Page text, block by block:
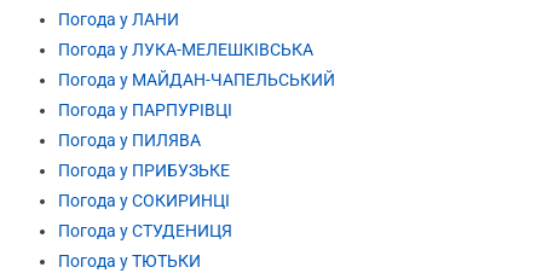
Погода у ЛАНИ
Погода у ЛУКА-МЕЛЕШКІВСЬКА
Погода у МАЙДАН-ЧАПЕЛЬСЬКИЙ
Погода у ПАРПУРІВЦІ
Погода у ПИЛЯВА
Погода у ПРИБУЗЬКЕ
Погода у СОКИРИНЦІ
Погода у СТУДЕНИЦЯ
Погода у ТЮТЬКИ